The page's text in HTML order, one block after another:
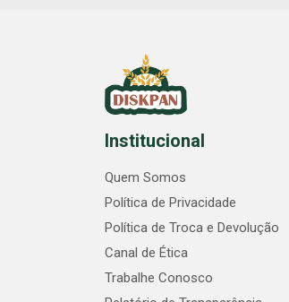
Institucional
Quem Somos
Política de Privacidade
Política de Troca e Devolução
Canal de Ética
Trabalhe Conosco